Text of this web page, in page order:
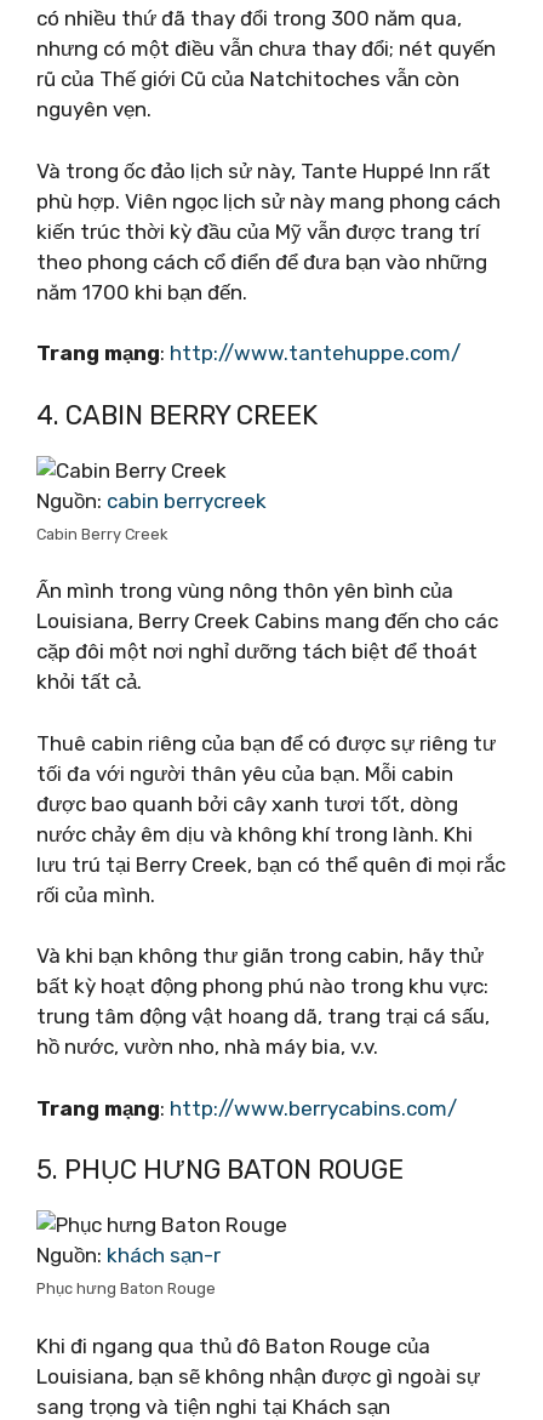
có nhiều thứ đã thay đổi trong 300 năm qua,
nhưng có một điều vẫn chưa thay đổi; nét quyến
rũ của Thế giới Cũ của Natchitoches vẫn còn
nguyên vẹn.
Và trong ốc đảo lịch sử này, Tante Huppé Inn rất
phù hợp. Viên ngọc lịch sử này mang phong cách
kiến ​​trúc thời kỳ đầu của Mỹ vẫn được trang trí
theo phong cách cổ điển để đưa bạn vào những
năm 1700 khi bạn đến.
Trang mạng: http://www.tantehuppe.com/
4. CABIN BERRY CREEK
Nguồn: cabin berrycreek
Cabin Berry Creek
Ẩn mình trong vùng nông thôn yên bình của
Louisiana, Berry Creek Cabins mang đến cho các
cặp đôi một nơi nghỉ dưỡng tách biệt để thoát
khỏi tất cả.
Thuê cabin riêng của bạn để có được sự riêng tư
tối đa với người thân yêu của bạn. Mỗi cabin
được bao quanh bởi cây xanh tươi tốt, dòng
nước chảy êm dịu và không khí trong lành. Khi
lưu trú tại Berry Creek, bạn có thể quên đi mọi rắc
rối của mình.
Và khi bạn không thư giãn trong cabin, hãy thử
bất kỳ hoạt động phong phú nào trong khu vực:
trung tâm động vật hoang dã, trang trại cá sấu,
hồ nước, vườn nho, nhà máy bia, v.v.
Trang mạng: http://www.berrycabins.com/
5. PHỤC HƯNG BATON ROUGE
Nguồn: khách sạn-r
Phục hưng Baton Rouge
Khi đi ngang qua thủ đô Baton Rouge của
Louisiana, bạn sẽ không nhận được gì ngoài sự
sang trọng và tiện nghi tại Khách sạn